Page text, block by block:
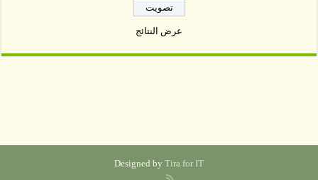
عرض النتائج
Designed by Tira for IT